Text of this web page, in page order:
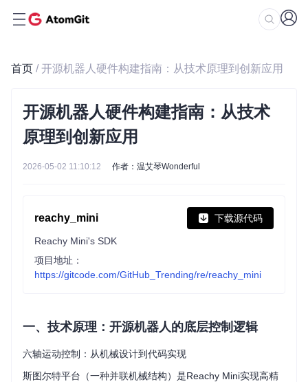
首页 / 开源机器人硬件构建指南：从技术原理到创新应用
开源机器人硬件构建指南：从技术
原理到创新应用
2026-05-02 11:10:12 作者：温艾琴Wonderful
reachy_mini 下载源代码
Reachy Mini's SDK
项目地址：
https://gitcode.com/GitHub_Trending/re/reachy_mini
一、技术原理：开源机器人的底层控制逻辑
六轴运动控制：从机械设计到代码实现
斯图尔特平台（一种并联机械结构）是Reachy Mini实现高精